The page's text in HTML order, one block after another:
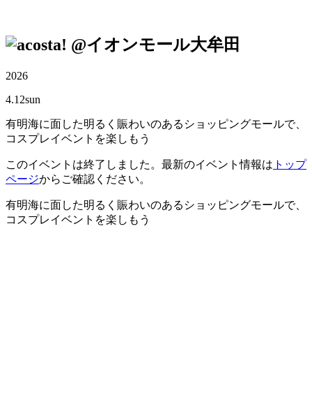
@イオンモール大牟田
2026
4.12sun
有明海に面した明るく賑わいのあるショッピングモールで、
コスプレイベントを楽しもう
このイベントは終了しました。最新のイベント情報は トップ
ページからご確認ください。
有明海に面した明るく賑わいのあるショッピングモールで、
コスプレイベントを楽しもう